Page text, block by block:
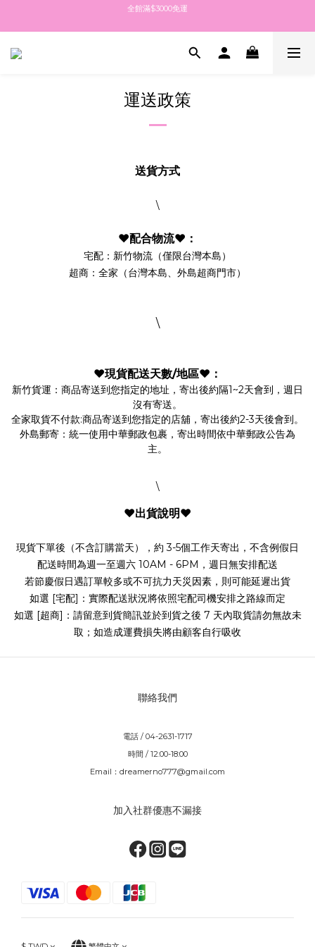
全館滿$3000免運
全館滿$3000免運
全館滿$3000免運
運送政策
送貨方式
\
❤️配合物流❤️ ：
宅配：新竹物流（僅限台灣本島）
超商：全家（台灣本島、外島超商門市）
\
❤️現貨配送天數/地區❤️：
新竹貨運：商品寄送到您指定的地址，寄出後約隔1~2天會到，週日
沒有寄送。
全家取貨不付款:商品寄送到您指定的店舖，寄出後約2-3天後會到。
外島郵寄：統一使用中華郵政包裹，寄出時間依中華郵政公告為
主。
\
❤️出貨說明❤️
現貨下單後（不含訂購當天），約 3-5個工作天寄出，不含例假日
配送時間為週一至週六 10AM - 6PM，週日無安排配送
若節慶假日遇訂單較多或不可抗力天災因素，則可能延遲出貨
如選 [宅配]：實際配送狀況將依照宅配司機安排之路線而定
如選 [超商]：請留意到貨簡訊並於到貨之後 7 天內取貨請勿無故未
取；如造成運費損失將由顧客自行吸收
聯絡我們
電話 / 04-2631-1717
時間 / 12:00-18:00
Email：dreamerno777@gmail.com
加入社群優惠不漏接